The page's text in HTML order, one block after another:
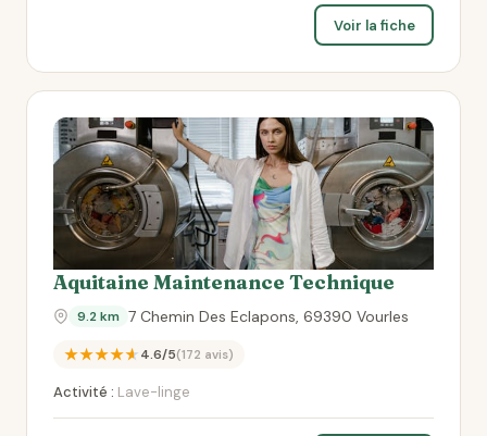
Voir la fiche
Aquitaine Maintenance Technique
9.2 km 7 Chemin Des Eclapons, 69390 Vourles
★★★★★4.6/5(172 avis)
Activité : Lave-linge